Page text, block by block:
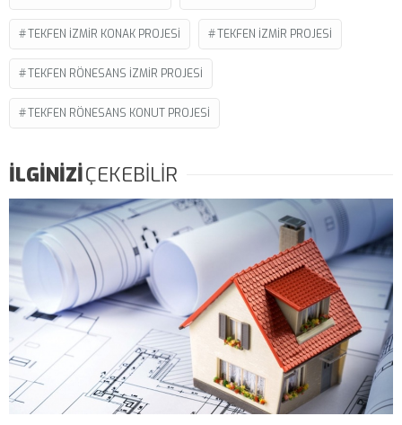
TEKFEN IZMIR KONAK PROJESI TEKFEN IZMIR PROJESI
TEKFEN RÖNESANS IZMIR PROJESI
TEKFEN RÖNESANS KONUT PROJESI
İLGİNİZİÇEKEBİLİR